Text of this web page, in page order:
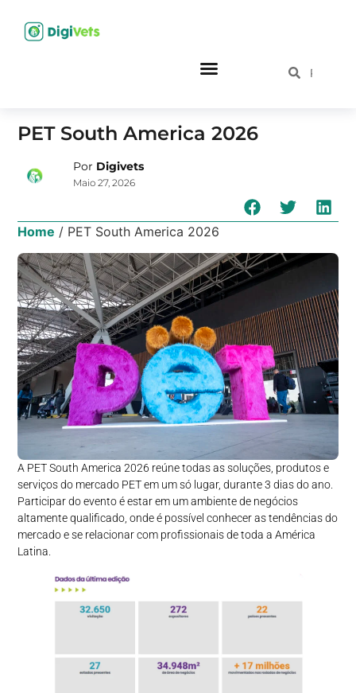
PET South America 2026
Por Digivets
Maio 27, 2026
Home / PET South America 2026
A PET South America 2026 reúne todas as soluções, produtos e
serviços do mercado PET em um só lugar, durante 3 dias do ano.
Participar do evento é estar em um ambiente de negócios
altamente qualificado, onde é possível conhecer as tendências do
mercado e se relacionar com profissionais de toda a América
Latina.